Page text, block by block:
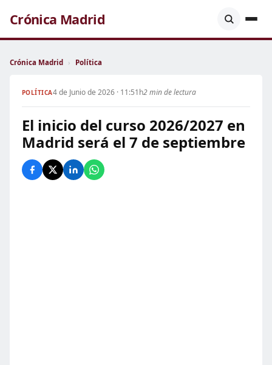
Crónica Madrid
Crónica Madrid › Política
POLÍTICA4 de Junio de 2026 · 11:51h2 min de lectura
El inicio del curso 2026/2027 en
Madrid será el 7 de septiembre